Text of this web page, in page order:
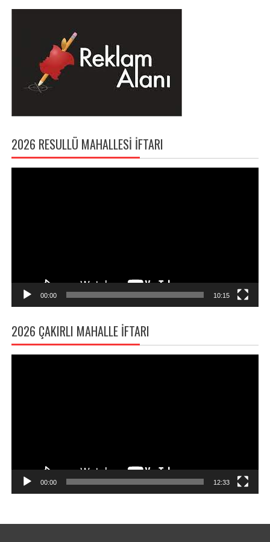
2026 RESULLÜ MAHALLESI İFTARI
00:00 10:15
2026 ÇAKIRLI MAHALLE İFTARI
00:00 12:33